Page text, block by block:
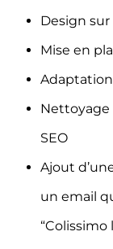
Design
Mise en
SEO
Ajout
un email
“Colissimo